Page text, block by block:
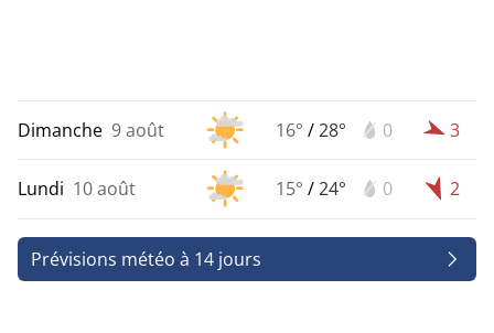
Dimanche 9 août 16° /28° 0 3
Lundi 10 août 15° /24° 0 2
Prévisions météo à 14 jours